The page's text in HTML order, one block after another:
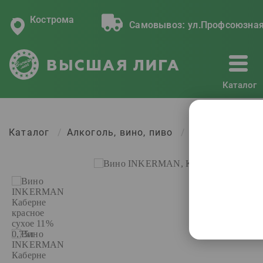
Кострома
Самовывоз:
Каталог
Каталог Алкоголь, вино, пиво Вино